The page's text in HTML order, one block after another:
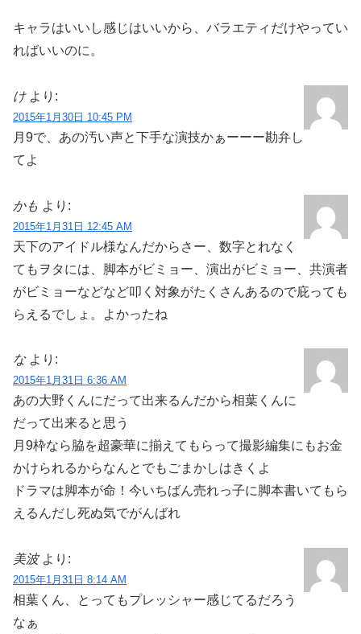
キャラはいいし感じはいいから、バラエティだけやってい
ればいいのに。
け より:
2015年1月30日 10:45 PM
月9で、あの汚い声と下手な演技かぁーーー勘弁し
てよ
かも より:
2015年1月31日 12:45 AM
天下のアイドル様なんだからさー、数字とれなく
てもヲタには、脚本がビミョー、演出がビミョー、共演者
がビミョーなどなど叩く対象がたくさんあるので庇っても
らえるでしょ。よかったね
な より:
2015年1月31日 6:36 AM
あの大野くんにだって出来るんだから相葉くんに
だって出来ると思う
月9枠なら脇を超豪華に揃えてもらって撮影編集にもお金
かけられるからなんとでもごまかしはきくよ
ドラマは脚本が命！今いちばん売れっ子に脚本書いてもら
えるんだし死ぬ気でがんばれ
美波 より:
2015年1月31日 8:14 AM
相葉くん、とってもプレッシャー感じてるだろう
なぁ